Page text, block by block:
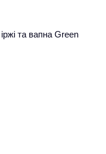
та вапна Green